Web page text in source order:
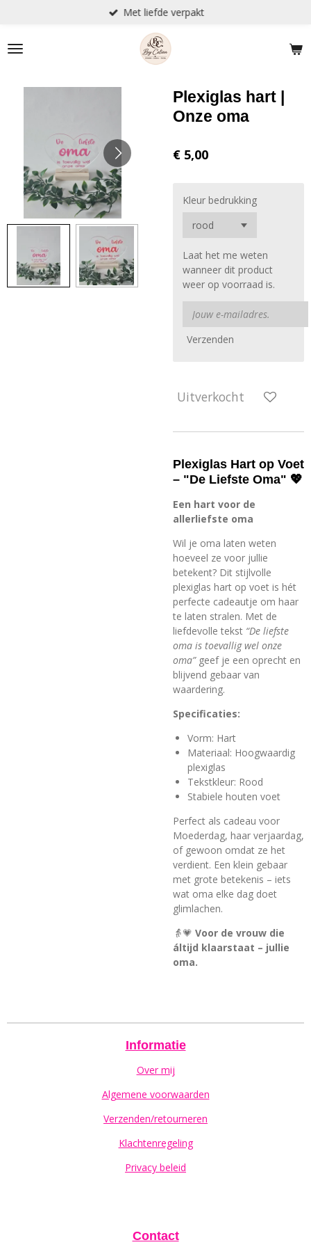
naar
de
Met liefde verpakt
Plexiglas hart |
Onze oma
€ 5,00
Kleur bedrukking
Laat het me weten
wanneer dit product
weer op voorraad is.
Verzenden
Uitverkocht
Plexiglas Hart op Voet
– "De Liefste Oma" 💖
Een hart voor de
allerliefste oma
Wil je oma laten weten
hoeveel ze voor jullie
betekent? Dit stijlvolle
plexiglas hart op voet is hét
perfecte cadeautje om haar
te laten stralen. Met de
liefdevolle tekst “De liefste
oma is toevallig wel onze
oma”geef je een oprecht en
blijvend gebaar van
waardering.
Specificaties:
Vorm: Hart
Materiaal: Hoogwaardig
plexiglas
Tekstkleur: Rood
Stabiele houten voet
Perfect als cadeau voor
Moederdag, haar verjaardag,
of gewoon omdat ze het
verdient. Een klein gebaar
met grote betekenis – iets
wat oma elke dag doet
glimlachen.
👵💗 Voor de vrouw die
áltijd klaarstaat – jullie
oma.
Informatie
Over mij
Algemene voorwaarden
Verzenden/retourneren
Klachtenregeling
Privacy beleid
Contact